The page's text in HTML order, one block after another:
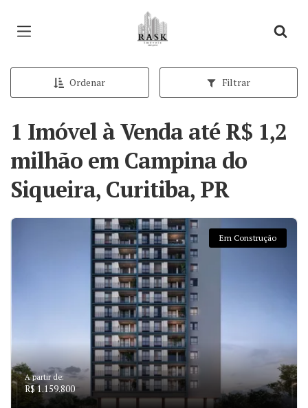
Página inicial
Ordenar Filtrar
1 Imóvel à Venda até R$ 1,2
milhão em Campina do
Siqueira, Curitiba, PR
Em Construção
A partir de:
R$ 1.159.800